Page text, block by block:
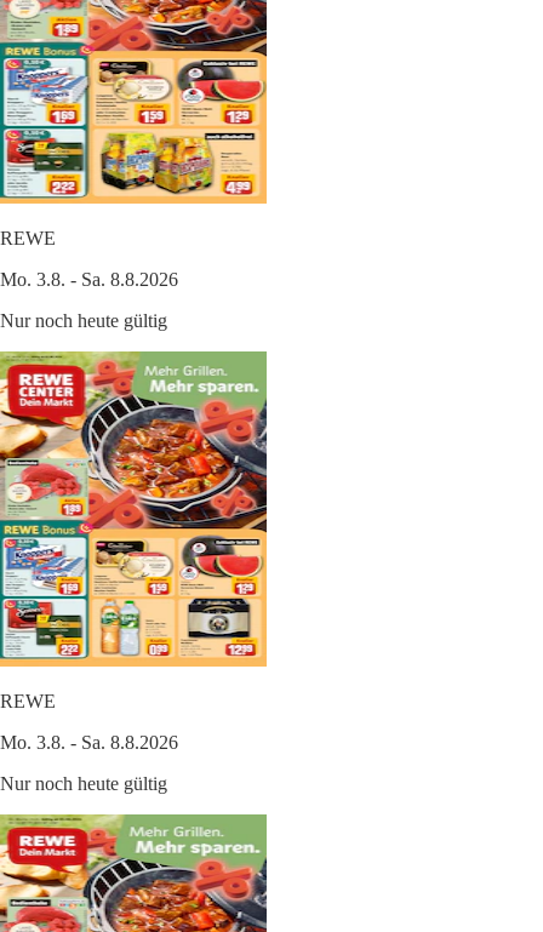
REWE
Mo. 3.8. - Sa. 8.8.2026
Nur noch heute gültig
REWE
Mo. 3.8. - Sa. 8.8.2026
Nur noch heute gültig